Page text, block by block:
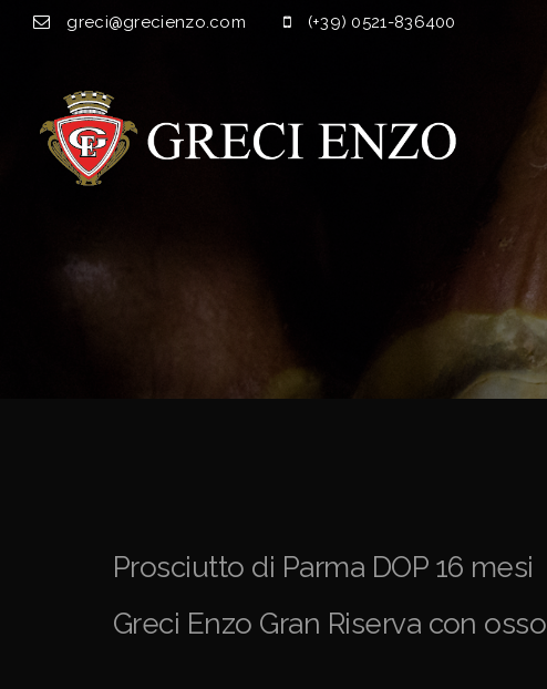
greci@grecienzo.com (+39) 0521-836400
Prosciutto di Parma DOP 16 mesi
Greci Enzo Gran Riserva con osso